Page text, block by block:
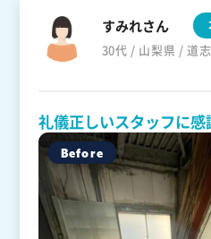
すみれさん
30代 / 山梨県 / 道
礼儀正しいスタッフに感